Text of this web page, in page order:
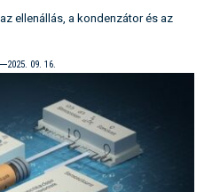
ellenállás, a kondenzátor és az
2025. 09. 16.